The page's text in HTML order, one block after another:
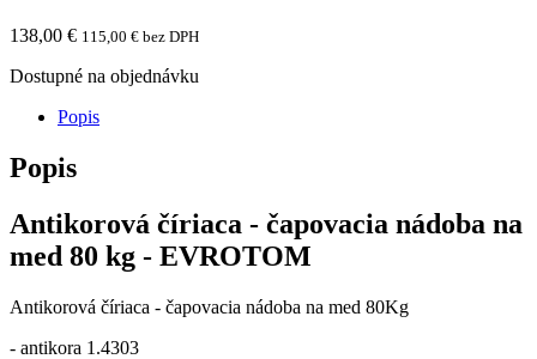
138,00 € 115,00 € bez DPH
Dostupné na objednávku
Popis
Popis
Antikorová číriaca - čapovacia nádoba na
med 80 kg - EVROTOM
Antikorová číriaca - čapovacia nádoba na med 80Kg
- antikora 1.4303